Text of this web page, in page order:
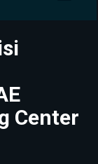
Center